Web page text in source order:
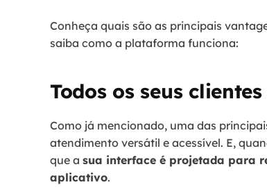
Conheça quais são as principais
saiba como a plataforma funciona:
Todos os seus
Como já mencionado, uma das
atendimento versátil e acessível. E,
que a sua interface é projetada para
aplicativo.